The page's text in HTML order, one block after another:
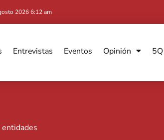
2026 6:12 am
Entrevistas Eventos Opinión 5Q
entidades